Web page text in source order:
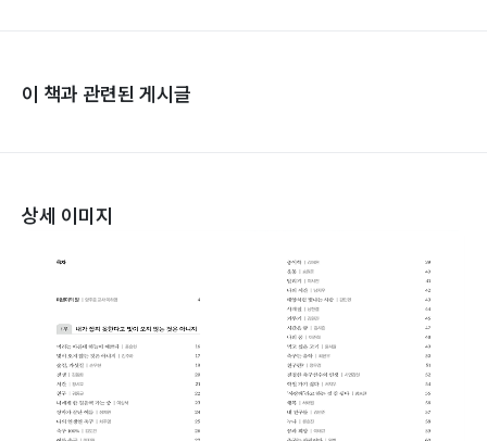
이 책과 관련된 게시글
상세 이미지